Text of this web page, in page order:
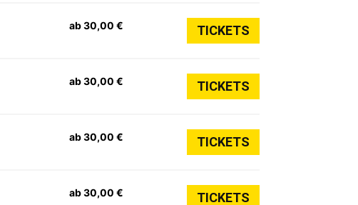
ab 30,00 € TICKETS
ab 30,00 € TICKETS
ab 30,00 € TICKETS
ab 30,00 € TICKETS